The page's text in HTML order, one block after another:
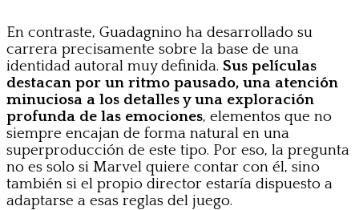
En contraste, Guadagnino ha desarrollado su
carrera precisamente sobre la base de una
identidad autoral muy definida. Sus películas
destacan por un ritmo pausado, una atención
minuciosa a los detalles y una exploración
profunda de las emociones, elementos que no
siempre encajan de forma natural en una
superproducción de este tipo. Por eso, la pregunta
no es solo si Marvel quiere contar con él, sino
también si el propio director estaría dispuesto a
adaptarse a esas reglas del juego.